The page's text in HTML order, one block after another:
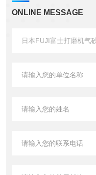
ONLINE MESSAGE